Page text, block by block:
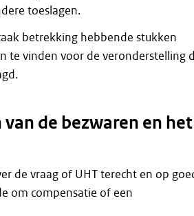
toeslagen.
betrekking hebbende stukken
te vinden voor de veronderstelling
de bezwaren en het
de vraag of UHT terecht en op
om compensatie of een